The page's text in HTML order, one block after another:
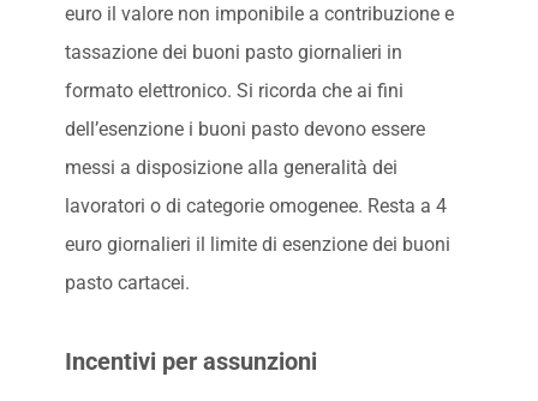
euro il valore non imponibile a contribuzione e
tassazione dei buoni pasto giornalieri in
formato elettronico. Si ricorda che ai fini
dell’esenzione i buoni pasto devono essere
messi a disposizione alla generalità dei
lavoratori o di categorie omogenee. Resta a 4
euro giornalieri il limite di esenzione dei buoni
pasto cartacei.
Incentivi per assunzioni